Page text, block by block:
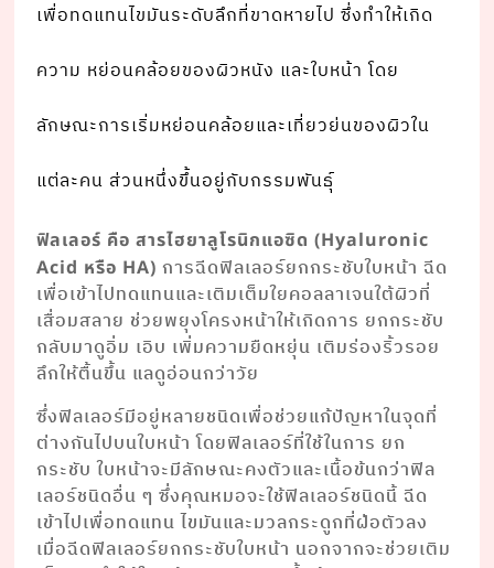
เพื่อทดแทนไขมันระดับลึกที่ขาดหายไป ซึ่งทําให้เกิด
ความ หย่อนคล้อยของผิวหนัง และใบหน้า โดย
ลักษณะการเริ่มหย่อนคล้อยและเที่ยวย่นของผิวใน
แต่ละคน ส่วนหนึ่งขึ้นอยู่กับกรรมพันธุ์
ฟิลเลอร์ คือ สารไฮยาลูโรนิกแอซิด (Hyaluronic
Acid หรือ HA) การฉีดฟิลเลอร์ยกกระชับใบหน้า ฉีด
เพื่อเข้าไปทดแทนและเติมเต็มใยคอลลาเจนใต้ผิวที่
เสื่อมสลาย ช่วยพยุงโครงหน้าให้เกิดการ ยกกระชับ
กลับมาดูอิ่ม เอิบ เพิ่มความยืดหยุ่น เติมร่องริ้วรอย
ลึกให้ตื้นขึ้น แลดูอ่อนกว่าวัย
ซึ่งฟิลเลอร์มีอยู่หลายชนิดเพื่อช่วยแก้ปัญหาในจุดที่
ต่างกันไปบนใบหน้า โดยฟิลเลอร์ที่ใช้ในการ ยก
กระชับ ใบหน้าจะมีลักษณะคงตัวและเนื้อข้นกว่าฟิล
เลอร์ชนิดอื่น ๆ ซึ่งคุณหมอจะใช้ฟิลเลอร์ชนิดนี้ ฉีด
เข้าไปเพื่อทดแทน ไขมันและมวลกระดูกที่ฝ่อตัวลง
เมื่อฉีดฟิลเลอร์ยกกระชับใบหน้า นอกจากจะช่วยเติม